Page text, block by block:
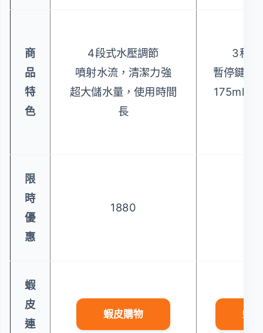
商
品
特
色
4段式水壓調節
噴射水流，清潔力強
超大儲水量，使用時間
長
3種沖
暫停鍵 靈
175ml水
限
時
優
惠
1880
蝦
皮
連
蝦皮購物 蝦